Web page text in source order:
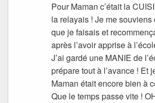
Pour Maman c’était la
la relayais ! Je me
que je faisais et
après l’avoir apprise à
J’ai gardé une MANIE de
prépare tout à l’avance ! Et
Maman était encore bien à
Que le temps passe vite !